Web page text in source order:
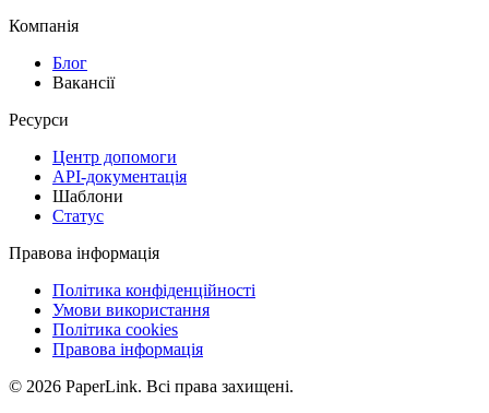
Компанія
Блог
Вакансії
Ресурси
Центр допомоги
API-документація
Шаблони
Статус
Правова інформація
Політика конфіденційності
Умови використання
Політика cookies
Правова інформація
© 2026 PaperLink. Всі права захищені.